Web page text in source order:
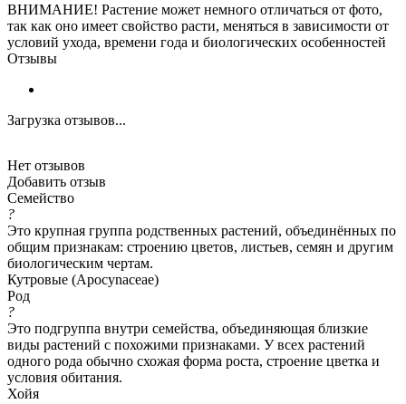
ВНИМАНИЕ! Растение может немного отличаться от фото,
так как оно имеет свойство расти, меняться в зависимости от
условий ухода, времени года и биологических особенностей
Отзывы
Загрузка отзывов...
Нет отзывов
Добавить отзыв
Семейство
?
Это крупная группа родственных растений, объединённых по
общим признакам: строению цветов, листьев, семян и другим
биологическим чертам.
Кутровые (Apocynaceae)
Род
?
Это подгруппа внутри семейства, объединяющая близкие
виды растений с похожими признаками. У всех растений
одного рода обычно схожая форма роста, строение цветка и
условия обитания.
Хойя